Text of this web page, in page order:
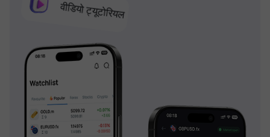
वीडियो ट्यूटोरियल